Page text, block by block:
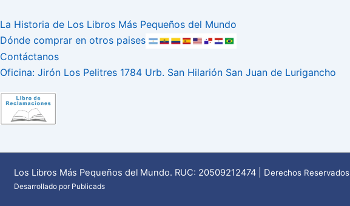
La Historia de Los Libros Más Pequeños del Mundo
Dónde comprar en otros paises
Contáctanos
Oficina: Jirón Los Pelitres 1784 Urb. San Hilarión San Juan de Lurigancho
Los Libros Más Pequeños del Mundo. RUC: 20509212474 | Derechos Reservados
Desarrollado por Publicads